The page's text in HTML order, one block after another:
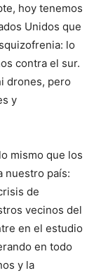
hoy tenemos
Unidos que
lo
contra el sur.
drones, pero
y
mismo que los
nuestro país:
de
vecinos del
en el estudio
en todo
y la